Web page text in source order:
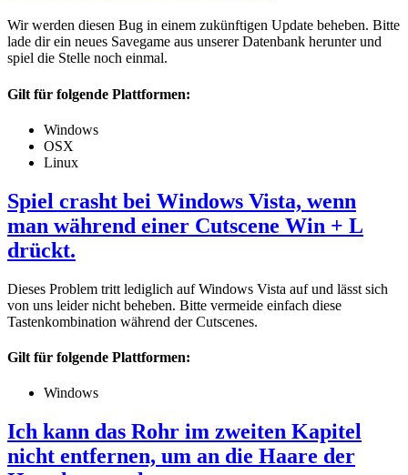
Wir werden diesen Bug in einem zukünftigen Update beheben. Bitte
lade dir ein neues Savegame aus unserer Datenbank herunter und
spiel die Stelle noch einmal.
Gilt für folgende Plattformen:
Windows
OSX
Linux
Spiel crasht bei Windows Vista, wenn
man während einer Cutscene Win + L
drückt.
Dieses Problem tritt lediglich auf Windows Vista auf und lässt sich
von uns leider nicht beheben. Bitte vermeide einfach diese
Tastenkombination während der Cutscenes.
Gilt für folgende Plattformen:
Windows
Ich kann das Rohr im zweiten Kapitel
nicht entfernen, um an die Haare der